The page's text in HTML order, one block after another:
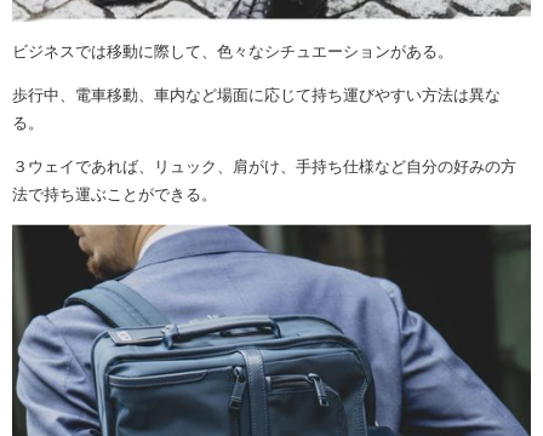
ビジネスでは移動に際して、色々なシチュエーションがある。
歩行中、電車移動、車内など場面に応じて持ち運びやすい方法は異な
る。
３ウェイであれば、リュック、肩がけ、手持ち仕様など自分の好みの方
法で持ち運ぶことができる。